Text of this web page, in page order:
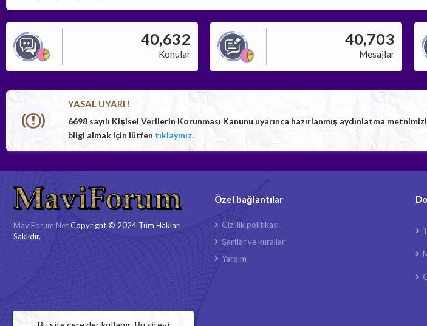
40,632
Konular
40,703
Mesajlar
YASAL UYARI !
6698 sayılı Kişisel Verilerin Korunması Kanunu uyarınca hazırlanmış aydınlatma
bilgi almak için lütfen tıklayınız.
MaviForum.NetCopyright © 2024 Tüm Hakları
Saklıdır.
Özel bağlantılar
Gizlilik politikası
Şartlar ve kurallar
Yardım